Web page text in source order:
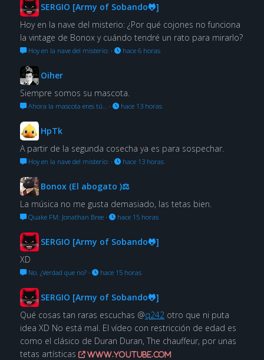
SERGIO [Army of Sobando🐸]
Hoy en la nave del misterio: ¿Por qué cojones no funciona
la vintage de Bonox y cuándo tendré un rato para mirarlo?
Hoy en la nave del misterio: · hace 6 horas
Oiher
Siempre somos su mascota.
Ahora la mascota eres tú… · hace 13 horas
HpTk
A partir de la segunda cosecha ya es para sospechar.
Hoy en la nave del misterio: · hace 13 horas
Bonox (El abogato )⚖
La música no me gusta demasiado, las tetas bien.
Quake FM: Jonathan Bree· hace 15 horas
SERGIO [Army of Sobando🐸]
XD
No. ¿Verdad que no?· hace 15 horas
SERGIO [Army of Sobando🐸]
Qué cosas tan raras escuchas @q242 otro que ni puta
idea XD No está mal. El vídeo con restricción de edad es
como el clásico de Duran Duran, The chauffeur, por unas
tetas artísticas
www.youtube.com